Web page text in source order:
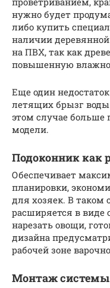
нужно будет
либо купить
наличии
на ПВХ, так как
повышенную
Еще один
летящих брызг
этом случае
модели.
Подоконник как
Обеспечивает
планировки,
для хозяек. В таком
расширяется в
нарезать овощи,
дизайна
рабочей зоне
Монтаж системы